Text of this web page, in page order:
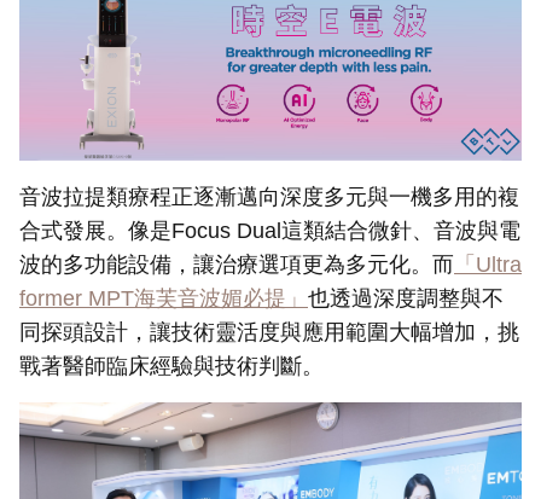
音波拉提類療程正逐漸邁向深度多元與一機多用的複
合式發展。像是Focus Dual這類結合微針、音波與電
波的多功能設備，讓治療選項更為多元化。而 「Ultra
former MPT海芙音波媚必提」 也透過深度調整與不
同探頭設計，讓技術靈活度與應用範圍大幅增加，挑
戰著醫師臨床經驗與技術判斷。